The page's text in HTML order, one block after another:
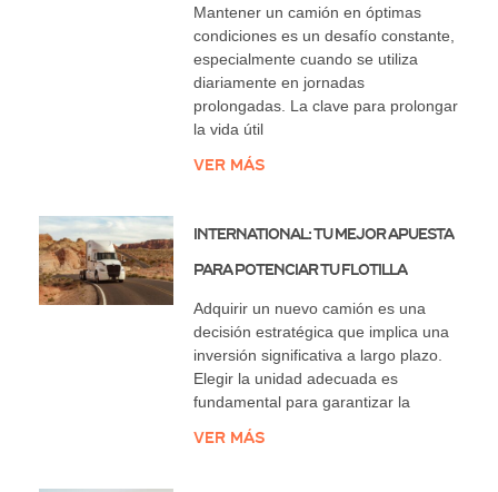
Mantener un camión en óptimas
condiciones es un desafío constante,
especialmente cuando se utiliza
diariamente en jornadas
prolongadas. La clave para prolongar
la vida útil
Ver más
International: Tu Mejor Apuesta
para Potenciar tu Flotilla
Adquirir un nuevo camión es una
decisión estratégica que implica una
inversión significativa a largo plazo.
Elegir la unidad adecuada es
fundamental para garantizar la
Ver más